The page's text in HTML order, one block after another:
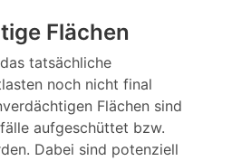
Flächen
tatsächliche
noch nicht final
Flächen sind
aufgeschüttet bzw.
Dabei sind potenziell